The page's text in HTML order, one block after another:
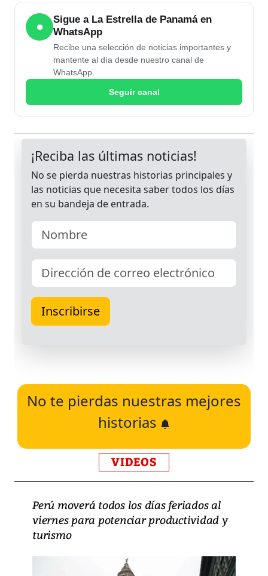
●
Sigue a La Estrella de Panamá en
WhatsApp
Recibe una selección de noticias importantes y
mantente al día desde nuestro canal de
WhatsApp.
Seguir canal
No te pierdas nuestras mejores
historias
VIDEOS
Perú moverá todos los días feriados al
viernes para potenciar productividad y
turismo